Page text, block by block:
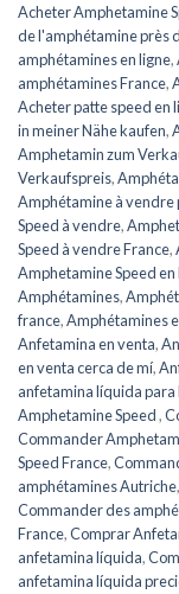
Acheter Amphetamine
de l'amphétamine près
amphétamines en ligne,
amphétamines France,
Acheter patte speed en
in meiner Nähe kaufen,
Amphetamin zum
Verkaufspreis,
Amphétamine à vendre
Speed ​​​​à vendre,
Speed ​​​​à vendre France,
Amphetamine Speed en
Amphétamines,
france,Amphétamines
Anfetamina en venta,
en venta cerca de mí,
anfetamina líquida para
Amphetamine Speed ​​​​,
Commander
Speed ​​France,
amphétamines Autriche,
Commander des
France,Comprar
anfetamina líquida,
anfetamina líquida